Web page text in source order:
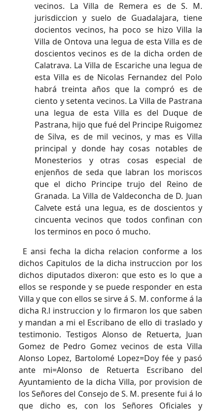
vecinos. La Villa de Remera es de S. M.
jurisdiccion y suelo de Guadalajara, tiene
docientos vecinos, ha poco se hizo Villa la
Villa de Ontova una legua de esta Villa es de
doscientos vecinos es de la dicha orden de
Calatrava. La Villa de Escariche una legua de
esta Villa es de Nicolas Fernandez del Polo
habrá treinta años que la compró es de
ciento y setenta vecinos. La Villa de Pastrana
una legua de esta Villa es del Duque de
Pastrana, hijo que fué del Principe Ruigomez
de Silva, es de mil vecinos, y mas es Villa
principal y donde hay cosas notables de
Monesterios y otras cosas especial de
enjenños de seda que labran los moriscos
que el dicho Principe trujo del Reino de
Granada. La Villa de Valdeconcha de D. Juan
Calvete está una legua, es de doscientos y
cincuenta vecinos que todos confinan con
los terminos en poco ó mucho.
E ansi fecha la dicha relacion conforme a los
dichos Capitulos de la dicha instruccion por los
dichos diputados dixeron: que esto es lo que a
ellos se responde y se puede responder en esta
Villa y que con ellos se sirve á S. M. conforme á la
dicha R.l instruccion y lo firmaron los que saben
y mandan a mi el Escribano de ello di traslado y
testimonio. Testigos Alonso de Retuerta, Juan
Gomez de Pedro Gomez vecinos de esta Villa
Alonso Lopez, Bartolomé Lopez=Doy fée y pasó
ante mi=Alonso de Retuerta Escribano del
Ayuntamiento de la dicha Villa, por provision de
los Señores del Consejo de S. M. presente fui á lo
que dicho es, con los Señores Oficiales y